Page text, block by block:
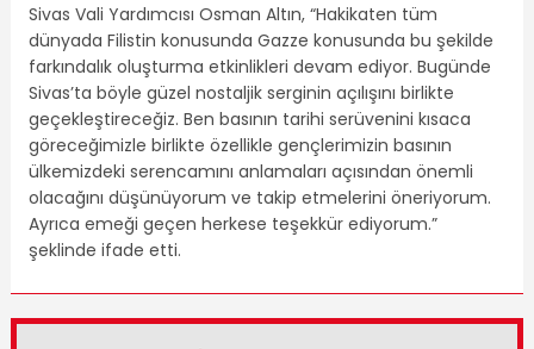
Sivas Vali Yardımcısı Osman Altın, “Hakikaten tüm
dünyada Filistin konusunda Gazze konusunda bu şekilde
farkındalık oluşturma etkinlikleri devam ediyor. Bugünde
Sivas’ta böyle güzel nostaljik serginin açılışını birlikte
geçekleştireceğiz. Ben basının tarihi serüvenini kısaca
göreceğimizle birlikte özellikle gençlerimizin basının
ülkemizdeki serencamını anlamaları açısından önemli
olacağını düşünüyorum ve takip etmelerini öneriyorum.
Ayrıca emeği geçen herkese teşekkür ediyorum.”
şeklinde ifade etti.